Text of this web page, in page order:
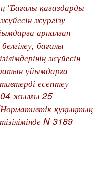
қағаздарды
жүргізу
арналған
бағалы
жүйесін
ұйымдарға
есептеу
жылғы 25
құқықтық
N 3189